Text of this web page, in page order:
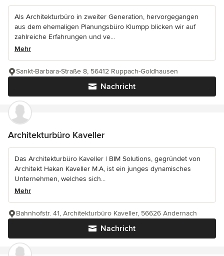
Als Architekturbüro in zweiter Generation, hervorgegangen
aus dem ehemaligen Planungsbüro Klumpp blicken wir auf
zahlreiche Erfahrungen und ve...
Mehr
Nachricht
Sankt-Barbara-Straße 8, 56412 Ruppach-Goldhausen
Architekturbüro Kaveller
Das Architekturbüro Kaveller | BIM Solutions, gegründet von
Architekt Hakan Kaveller M.A, ist ein junges dynamisches
Unternehmen, welches sich...
Mehr
Nachricht
Bahnhofstr. 41, Architekturbüro Kaveller, 56626 Andernach